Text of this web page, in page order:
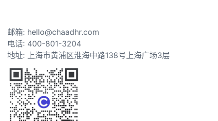
邮箱: hello@chaadhr.com
电话: 400-801-3204
地址: 上海市黄浦区淮海中路138号上海广场3层